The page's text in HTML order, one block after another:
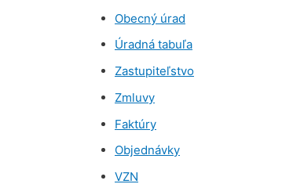
Obecný úrad
Úradná tabuľa
Zastupiteľstvo
Zmluvy
Faktúry
Objednávky
VZN